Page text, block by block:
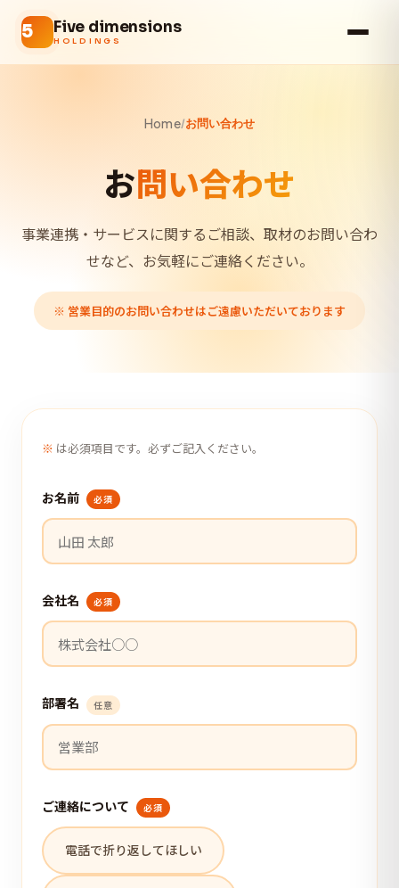
Five dimensions
HOLDINGS
Home/お問い合わせ
お問い合わせ
事業連携・サービスに関するご相談、取材のお問い合わ
せなど、 お気軽にご連絡ください。
※ 営業目的のお問い合わせはご遠慮いただいております
※ は必須項目です。必ずご記入ください。
お名前 必須
会社名 必須
部署名 任意
ご連絡について 必須
電話で折り返してほしい